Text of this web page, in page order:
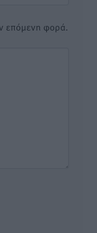
επόμενη φορά.